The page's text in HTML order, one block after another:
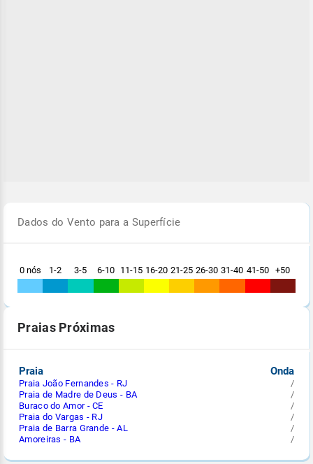
Dados do Vento para a Superfície
0 nós 1-2 3-5 6-10 11-15 16-20 21-25 26-30 31-40 41-50 +50
Praias Próximas
Praia Onda
Praia João Fernandes - RJ
/
Praia de Madre de Deus - BA
/
Buraco do Amor - CE
/
Praia do Vargas - RJ
/
Praia de Barra Grande - AL
/
Amoreiras - BA
/